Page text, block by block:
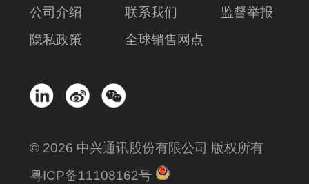
公司介绍 联系我们
监督举报
隐私政策
全球销售网点
© 2026 中兴通讯股份有限公司 版权所有
粤ICP备11108162号